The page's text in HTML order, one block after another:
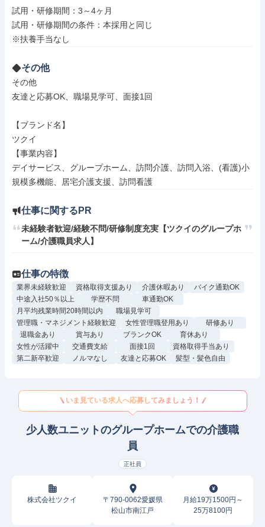
試用・研修期間：3～4ヶ月
試用・研修期間の条件：本採用と同じ
その他
その他
友達と応募OK、職場見学可、面接1回
【ブランド名】
ツクイ
【事業内容】
デイサービス、グループホーム、訪問介護、訪問入浴、(看護)小
規模多機能、居宅介護支援、訪問看護
仕事に関するPR
未経験者歓迎/経験不問/研修制度充実【ツクイのグループホ
ーム/介護職員求人】
仕事の特徴
業界未経験歓迎 資格取得支援あり 介護休暇あり
バイク通勤OK
中途入社50％以上
学歴不問
車通勤OK
月平均残業時間20時間以内
職場見学可
管理職・マネジメント経験歓迎
女性管理職登用あり
研修あり
退職金あり
賞与あり ブランクOK
育休あり
女性が活躍中
交通費支給 面接1回
資格取得手当あり
第二新卒歓迎
ノルマなし 友達と応募OK 髪型・髪色自由
いま見ている求人へ応募してみましょう！
少人数ユニットのグループホームでの介護職
員
正社員
株式会社ツクイ
〒790-0062愛媛県
松山市南江戸
月給19万1500円～
25万8100円